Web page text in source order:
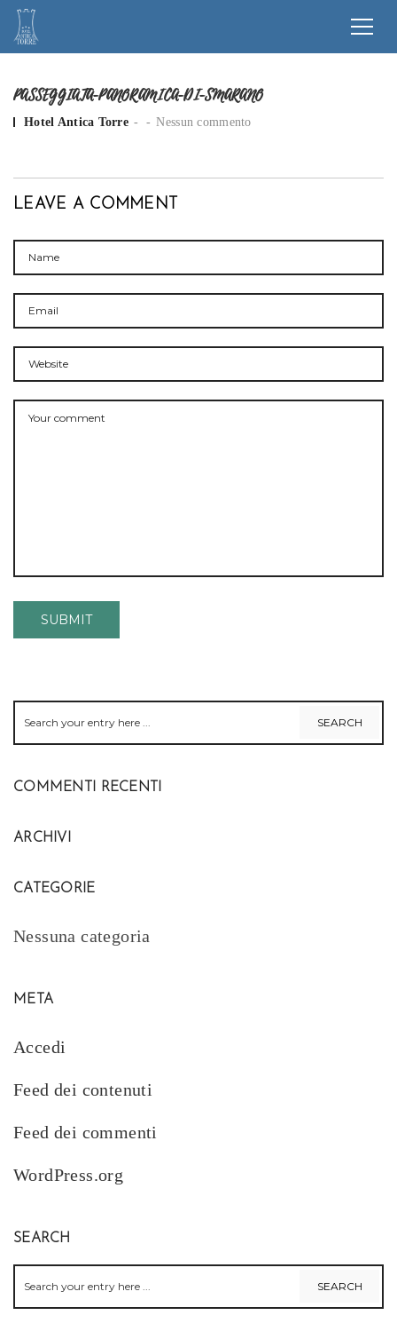
PASSEGGIATA-PANORAMICA-DI-SMARANO
Posted by
Hotel Antica Torre Nessun commento
LEAVE A COMMENT
COMMENTI RECENTI
ARCHIVI
CATEGORIE
Nessuna categoria
META
Accedi
Feed dei contenuti
Feed dei commenti
WordPress.org
SEARCH